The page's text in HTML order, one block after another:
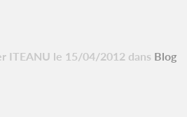
ITEANU le 15/04/2012 dans Blog